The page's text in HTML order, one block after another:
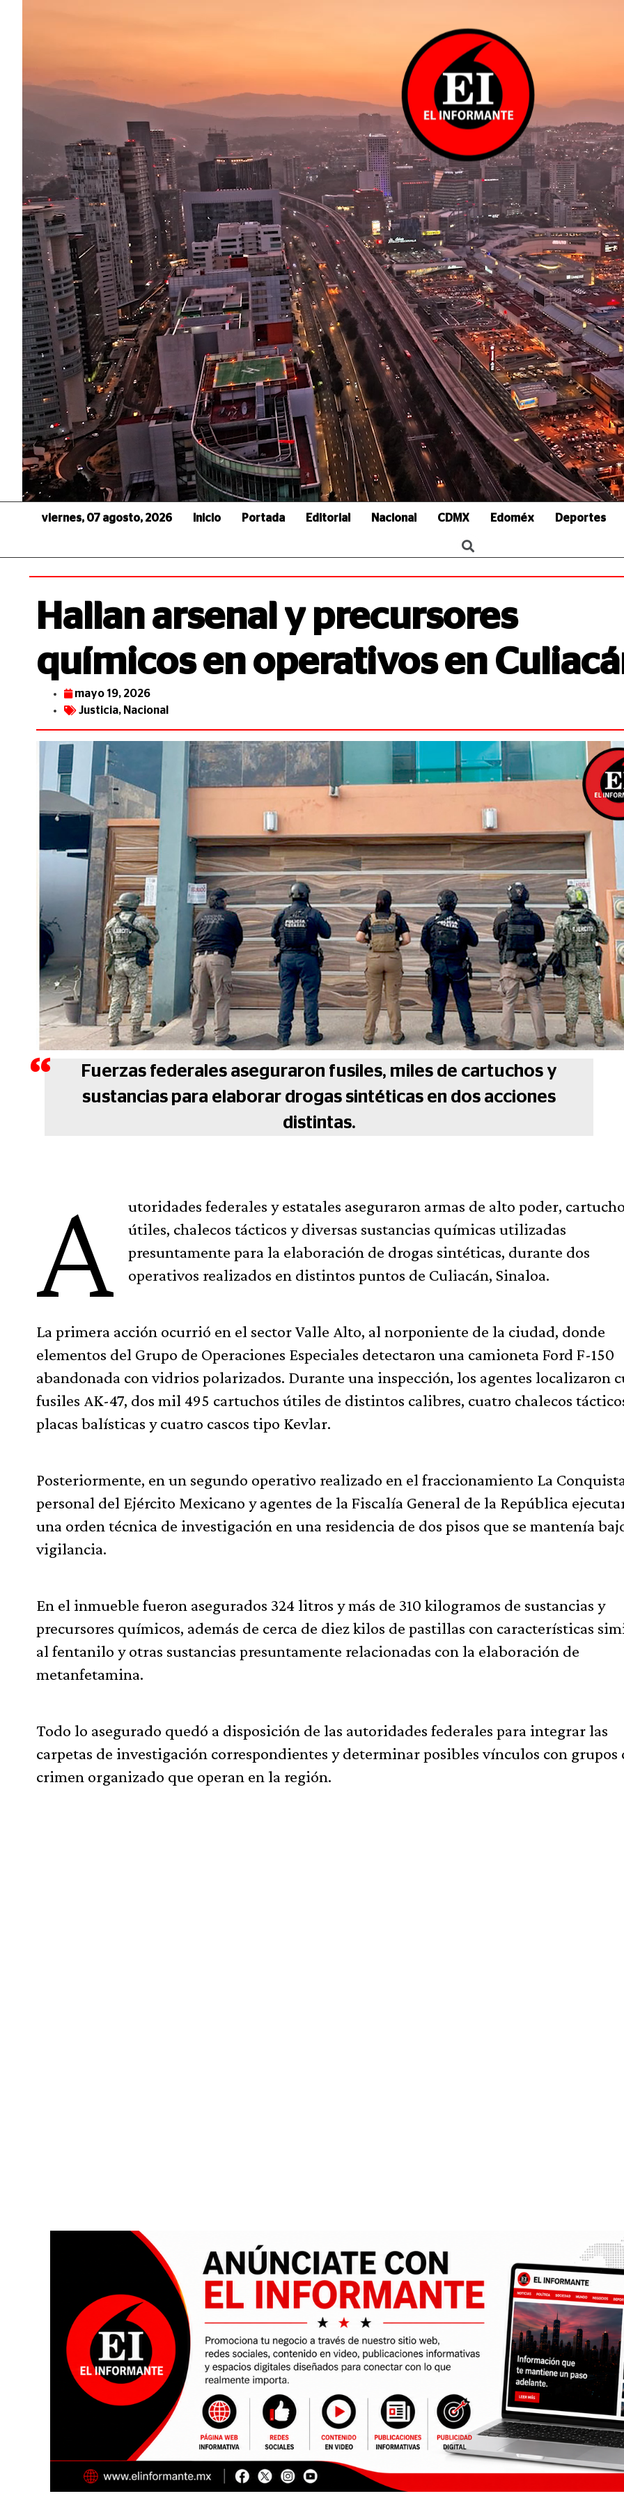
viernes, 07 agosto, 2026 Inicio Portada Editorial Nacional CDMX Edoméx Deportes
Hallan arsenal y precursores
químicos en operativos en
mayo 19, 2026
Justicia, Nacional
Fuerzas federales aseguraron fusiles, miles de cartuchos y
sustancias para elaborar drogas sintéticas en dos acciones
distintas.
A
utoridades federales y estatales aseguraron armas de alto poder,
útiles, chalecos tácticos y diversas sustancias químicas utilizadas
presuntamente para la elaboración de drogas sintéticas, durante dos
operativos realizados en distintos puntos de Culiacán, Sinaloa.
La primera acción ocurrió en el sector Valle Alto, al norponiente de la ciudad, donde
elementos del Grupo de Operaciones Especiales detectaron una camioneta Ford F-150
abandonada con vidrios polarizados. Durante una inspección, los agentes localizaron
fusiles AK-47, dos mil 495 cartuchos útiles de distintos calibres, cuatro chalecos
placas balísticas y cuatro cascos tipo Kevlar.
Posteriormente, en un segundo operativo realizado en el fraccionamiento La
personal del Ejército Mexicano y agentes de la Fiscalía General de la República
una orden técnica de investigación en una residencia de dos pisos que se mantenía
vigilancia.
En el inmueble fueron asegurados 324 litros y más de 310 kilogramos de sustancias y
precursores químicos, además de cerca de diez kilos de pastillas con características
al fentanilo y otras sustancias presuntamente relacionadas con la elaboración de
metanfetamina.
Todo lo asegurado quedó a disposición de las autoridades federales para integrar las
carpetas de investigación correspondientes y determinar posibles vínculos con grupos
crimen organizado que operan en la región.